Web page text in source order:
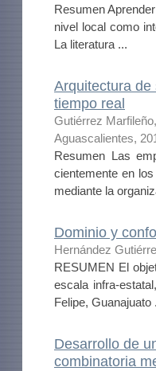
Resumen
nivel local como
La literatura ...
Arquitectura
tiempo real
Gutiérrez
Aguascalientes,
Resumen Las
cientemente en
mediante la
Dominio y
Hernández
RESUMEN El
escala infra-
Felipe, Guanajuato
Desarrollo de
combinatoria